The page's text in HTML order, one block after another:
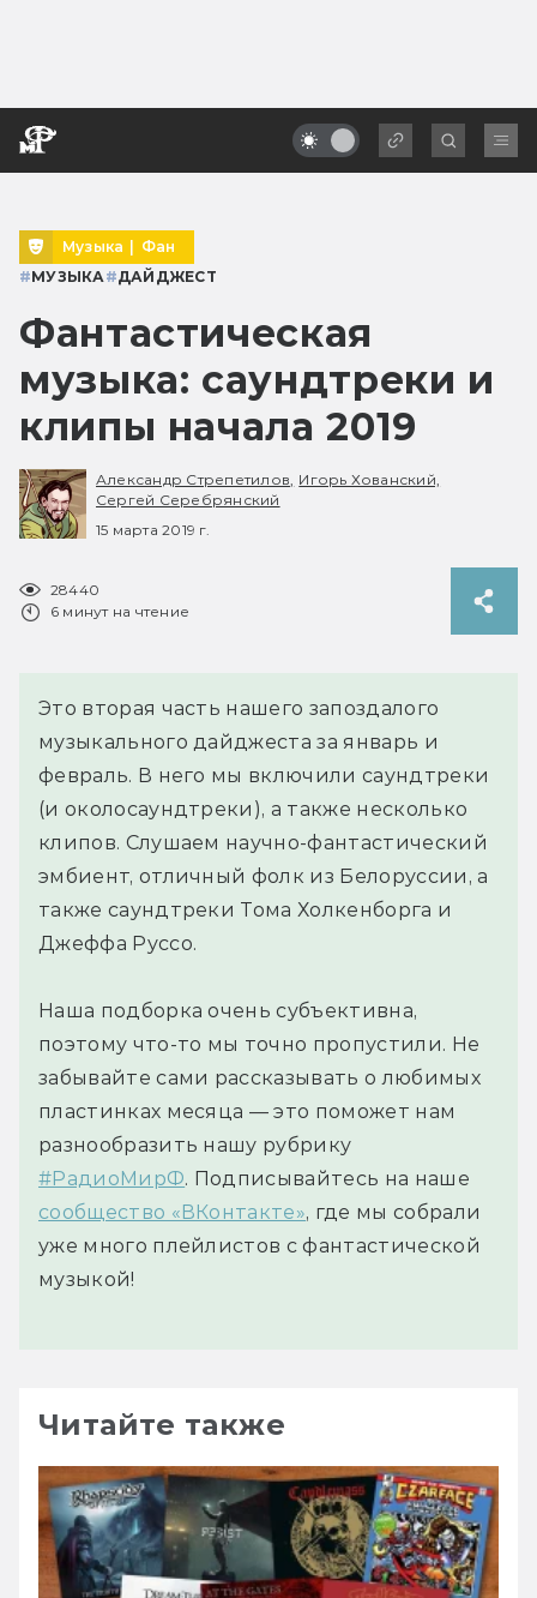
Музыка | Фан
#МУЗЫКА #ДАЙДЖЕСТ
Фантастическая
музыка: саундтреки и
клипы начала 2019
Александр Стрепетилов, Игорь Хованский,
Сергей Серебрянский
15 марта 2019 г.
28440
6 минут на чтение
Это вторая часть нашего запоздалого
музыкального дайджеста за январь и
февраль. В него мы включили саундтреки
(и околосаундтреки), а также несколько
клипов. Слушаем научно-фантастический
эмбиент, отличный фолк из Белоруссии, а
также саундтреки Тома Холкенборга и
Джеффа Руссо.
Наша подборка очень субъективна,
поэтому что-то мы точно пропустили. Не
забывайте сами рассказывать о любимых
пластинках месяца — это поможет нам
разнообразить нашу рубрику
#РадиоМирФ. Подписывайтесь на наше
сообщество «ВКонтакте», где мы собрали
уже много плейлистов с фантастической
музыкой!
Читайте также